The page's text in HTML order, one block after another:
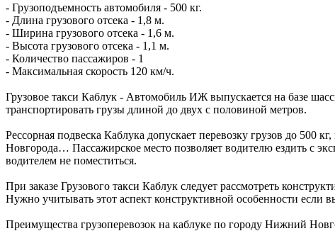
- Грузоподъемность автомобиля - 500 кг.
- Длина грузового отсека - 1,8 м.
- Ширина грузового отсека - 1,6 м.
- Высота грузового отсека - 1,1 м.
- Количество пассажиров - 1
- Максимальная скорость 120 км/ч.
Грузовое такси Каблук - Автомобиль ИЖ выпускается на базе
транспортировать грузы длиной до двух с половиной метров.
Рессорная подвеска Каблука допускает перевозку грузов до 500
Новгорода… Пассажирское место позволяет водителю ездить с
водителем не поместиться.
При заказе Грузового такси Каблук следует рассмотреть
Нужно учитывать этот аспект конструктивной особенности если
Преимущества грузоперевозок на каблуке по городу Нижний